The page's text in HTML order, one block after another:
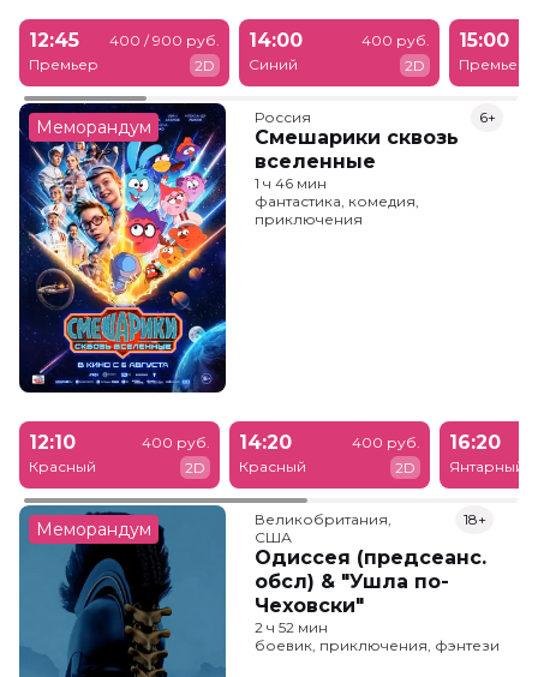
12:45
Премьер
400 / 900 руб.
2D
14:00
Синий
400 руб.
2D
15:00
Премьер
Меморандум Россия
Смешарики сквозь
вселенные
6+
1 ч 46 мин
фантастика, комедия,
приключения
12:10
Красный
400 руб.
2D
14:20
Красный
400 руб.
2D
16:20
Янтарный
Меморандум
Великобритания,
США
Одиссея (предсеанс.
обсл) & "Ушла по-
Чеховски"
18+
2 ч 52 мин
боевик, приключения, фэнтези